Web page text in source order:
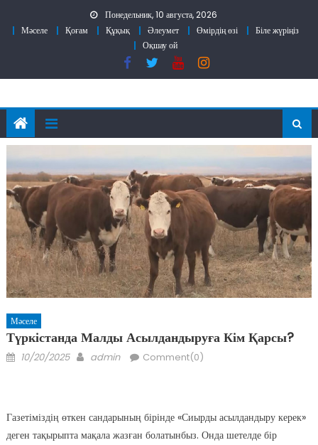
Понедельник, 10 августа, 2026
Мәселе
Қоғам Құқық Әлеумет Өмірдің өзі
Біле жүріңіз
Оқшау ой
Мәселе
Түркістанда Малды Асылдандыруға Кім Қарсы?
Posted
10/20/2025 Author
admin Comment(0)
Газетіміздің өткен сандарының бірінде «Сиырды асылдандыру керек»
деген тақырыпта мақала жазған болатынбыз. Онда шетелде бір